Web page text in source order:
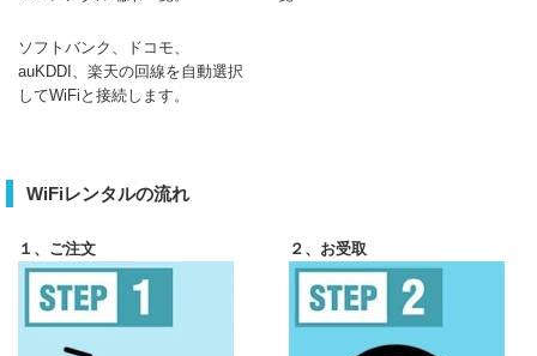
ソフトバンク、ドコモ、
auKDDI、楽天の回線を自動選択
してWiFiと接続します。
WiFiレンタルの流れ
１、ご注文 ２、お受取